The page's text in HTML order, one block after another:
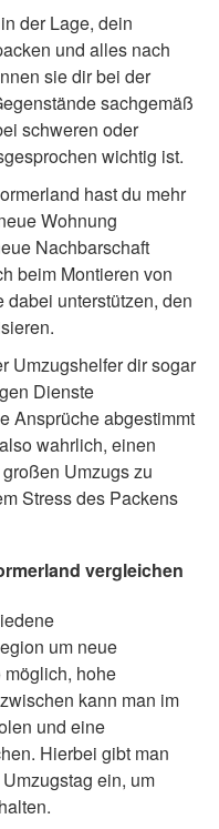
der Lage, dein
und alles nach
sie dir bei der
sachgemäß
schweren oder
wichtig ist.
hast du mehr
Wohnung
Nachbarschaft
beim Montieren von
unterstützen, den
Umzugshelfer dir sogar
Dienste
Ansprüche abgestimmt
wahrlich, einen
Umzugs zu
Stress des Packens
vergleichen
um neue
möglich, hohe
kann man im
und eine
Hierbei gibt man
ein, um